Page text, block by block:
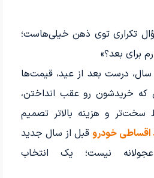
تکراری توی ذهن خیلی‌هاست؛
برای بعد؟»
سال، درست بعد از عید، قیمت‌ها
که خریدشون رو عقب انداختن،
و هزینه بالاتر تصمیم
اقساطی خودرو قبل از سال جدید
نیست؛ یک انتخاب